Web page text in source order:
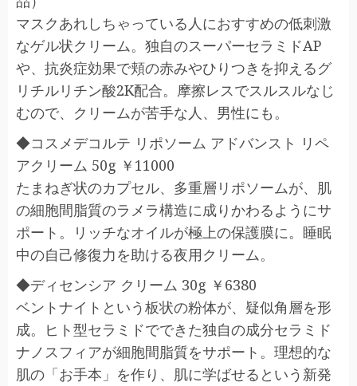
マスクあれしちゃっている人におすすめの低刺激
なゲル状クリーム。独自のスーパーセラミドAP
や、抗炎症効果で頬の赤みやひりつきを抑えるグ
リチルリチン酸2K配合。摩擦レスでスルスルなじ
むので、クリームが苦手な人、男性にも。
◆コスメデコルテ リポソーム アドバンスト リペ
アクリーム 50g ￥11000
たまねぎ状のカプセル、多重層リポソームが、肌
の細胞間脂質のラメラ構造に成りかわるようにサ
ポート。リッチなオイルが極上の保護膜に。睡眠
中の自己修復力を助ける夜用クリーム。
◆ディセンシア クリーム 30g ￥6380
ベントナイトという板状の粉体が、疑似角層を形
成。ヒト型セラミドでできた独自の成分セラミド
ナノスフィアが細胞間脂質をサポート。理想的な
肌の「お手本」を作り、肌に学ばせるという新発